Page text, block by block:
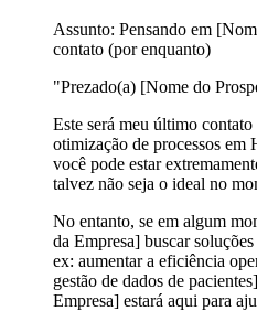
Assunto: Pensando em
contato (por enquanto)
"Prezado(a) [Nome do
Este será meu último
otimização de processos em
você pode estar
talvez não seja o ideal no
No entanto, se em algum
da Empresa] buscar
ex: aumentar a eficiência
gestão de dados de
Empresa] estará aqui para